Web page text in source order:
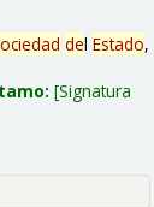
del Estado,
Signatura